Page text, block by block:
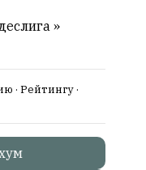
»
· Рейтингу ·